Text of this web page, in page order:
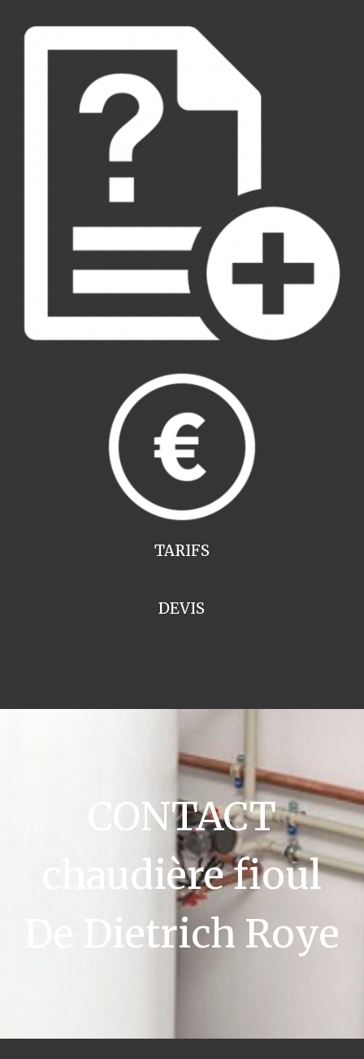
TARIFS
DEVIS
CONTACT
chaudière fioul
De Dietrich Roye